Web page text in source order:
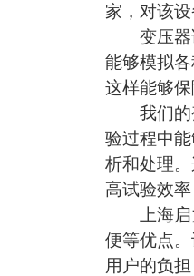
家，对该
变压器试
能够模拟
这样能够
我们的变
验过程中
析和处理
高试验效
上海启
便等优点
用户的负